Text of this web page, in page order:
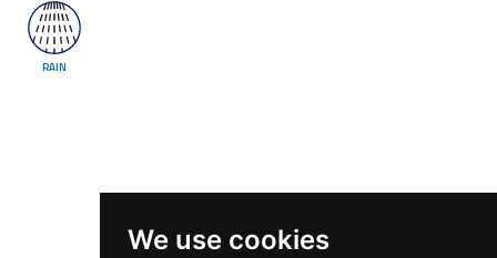
We use cookies
RAIN